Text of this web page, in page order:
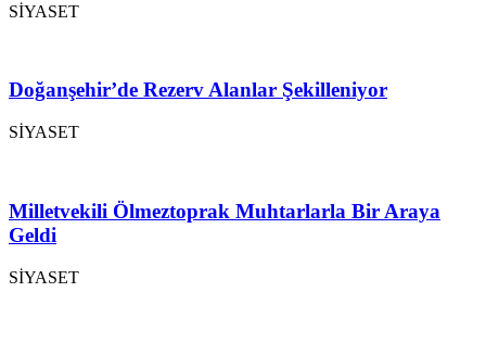
SİYASET
Doğanşehir’de Rezerv Alanlar Şekilleniyor
SİYASET
Milletvekili Ölmeztoprak Muhtarlarla Bir Araya
Geldi
SİYASET